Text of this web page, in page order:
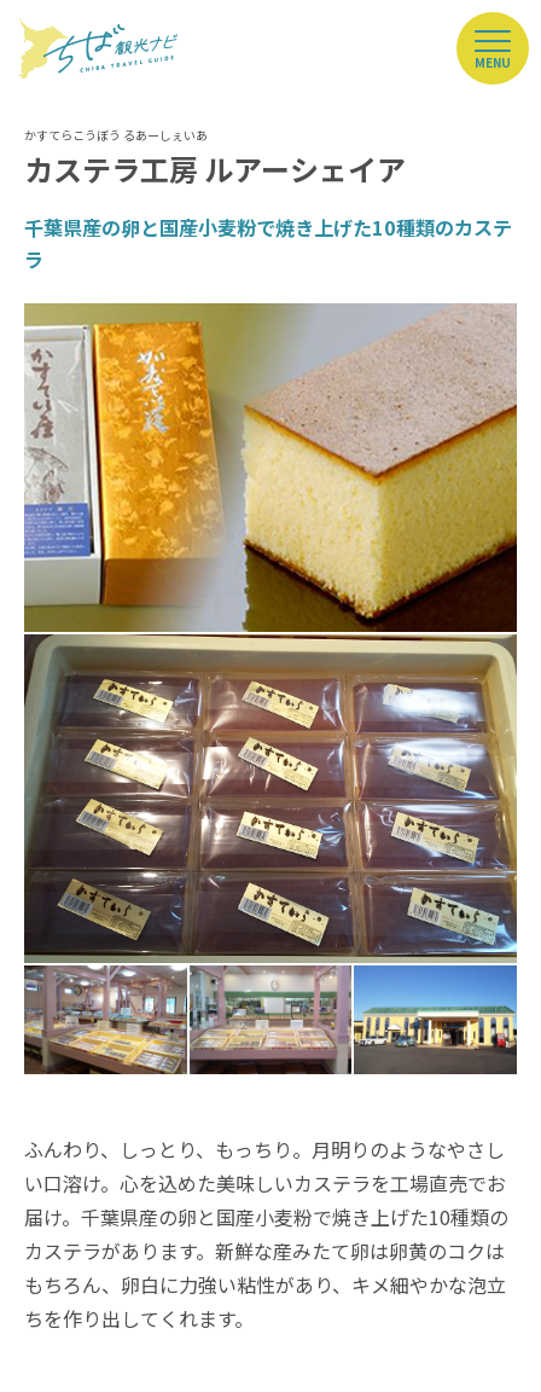
MENU
カステラ工房 ルアーシェイア
千葉県産の卵と国産小麦粉で焼き上げた10種類のカステ
ラ
ふんわり、しっとり、もっちり。月明りのようなやさし
い口溶け。心を込めた美味しいカステラを工場直売でお
届け。千葉県産の卵と国産小麦粉で焼き上げた10種類の
カステラがあります。新鮮な産みたて卵は卵黄のコクは
もちろん、卵白に力強い粘性があり、キメ細やかな泡立
ちを作り出してくれます。